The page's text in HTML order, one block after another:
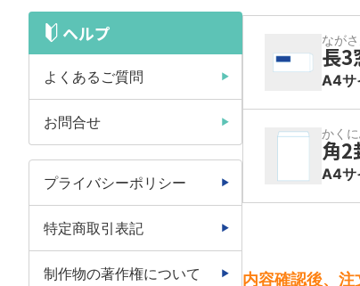
ヘルプ
よくあるご質問
お問合せ
プライバシーポリシー
特定商取引表記
制作物の著作権について
なが
長3
A4サ
かく
角2
A4サ
内容確認後、注